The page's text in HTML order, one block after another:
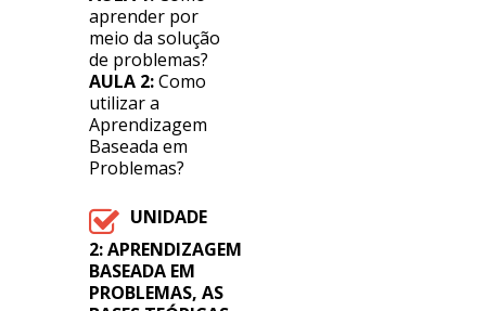
aprender por
meio da solução
de problemas?
AULA 2:Como
utilizar a
Aprendizagem
Baseada em
Problemas?
UNIDADE
2:APRENDIZAGEM
BASEADA EM
PROBLEMAS, AS